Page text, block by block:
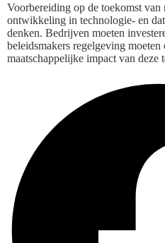
Voorbereiding op de toekomst
ontwikkeling in technologie- en
denken. Bedrijven moeten
beleidsmakers regelgeving
maatschappelijke impact van deze